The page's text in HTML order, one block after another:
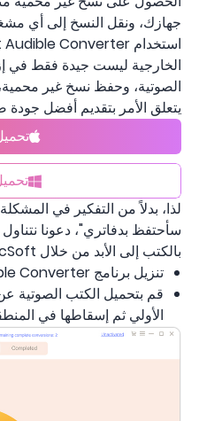
جهازك، ونقل النسخ إلى أي
الصوتية، وحفظ نسخ غير
يتعلق الأمر بتقديم أفضل
سأحتفظ بدفاتري"، دعونا
بالكتب إلى الأبد من خلال AMusicSoft.
تنزيل برنامج AMusicSoft Audible Converter.
قم بتحميل الكتب الصوتية
الأولي ثم إسقاطها في